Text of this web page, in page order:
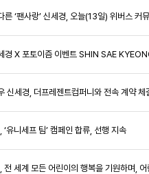
‘팬사랑’ 신세경, 오늘(13일) 위버스 커
경 X 포토이즘 이벤트 SHIN SAE
세경, 더프레젠트컴퍼니와 전속 계약 체
니세프 팀’ 캠페인 합류, 선행 지속
세계 모든 어린이의 행복을 기원하며,